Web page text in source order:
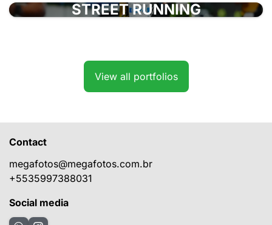
STREET RUNNING
View all portfolios
Contact
megafotos@megafotos.com.br
+5535997388031
Social media